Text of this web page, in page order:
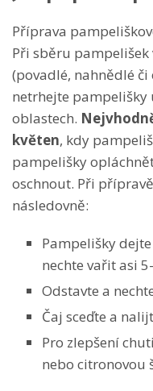
Příprava
Při sběru pampelišek
(povadlé, nahnědlé či
netrhejte pampelišky
oblastech.
květen, kdy
pampelišky
oschnout. Při
následovně:
Pampelišky
nechte vařit asi
Odstavte a
Čaj sceďte a
Pro zlepšení
nebo citronovou